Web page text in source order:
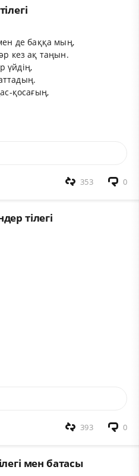
де баққа мың,
кез ақ таңын.
үйдің,
қосағың,
0
353
тілегі
0
393
мен батасы